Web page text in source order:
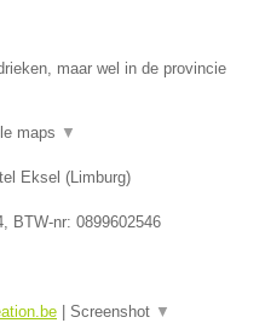
maar wel in de provincie
maps ▼
Eksel (Limburg)
, BTW-nr: 0899602546
Screenshot ▼